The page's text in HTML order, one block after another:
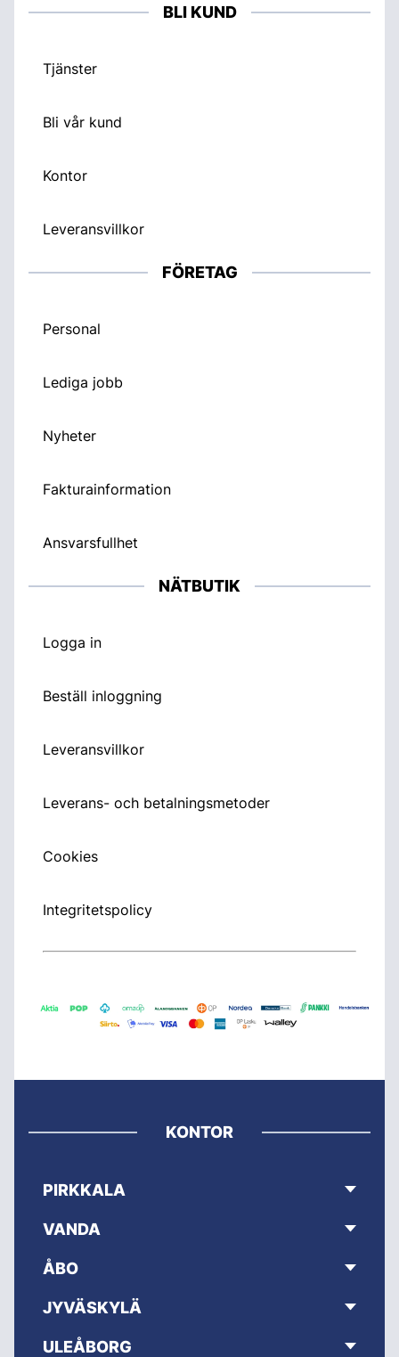
BLI KUND
Tjänster
Bli vår kund
Kontor
Leveransvillkor
FÖRETAG
Personal
Lediga jobb
Nyheter
Fakturainformation
Ansvarsfullhet
NÄTBUTIK
Logga in
Beställ inloggning
Leveransvillkor
Leverans- och betalningsmetoder
Cookies
Integritetspolicy
KONTOR
PIRKKALA
VANDA
ÅBO
JYVÄSKYLÄ
ULEÅBORG